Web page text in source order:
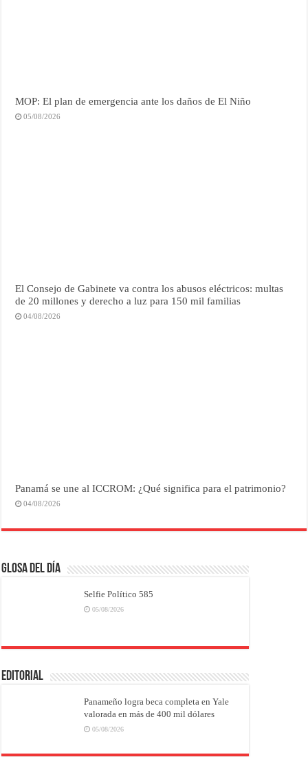
MOP: El plan de emergencia ante los daños de El Niño
05/08/2026
El Consejo de Gabinete va contra los abusos eléctricos: multas
de 20 millones y derecho a luz para 150 mil familias
04/08/2026
Panamá se une al ICCROM: ¿Qué significa para el patrimonio?
04/08/2026
Glosa del Día
Selfie Político 585
05/08/2026
EDITORIAL
Panameño logra beca completa en Yale
valorada en más de 400 mil dólares
05/08/2026